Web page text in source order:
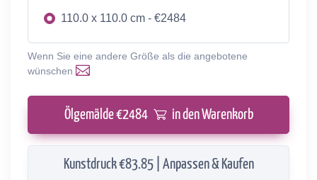
110.0 x 110.0 cm - €2484
Wenn Sie eine andere Größe als die angebotene
wünschen
Ölgemälde €2484 in den Warenkorb
Kunstdruck €83.85 | Anpassen & Kaufen